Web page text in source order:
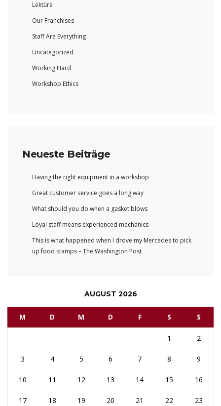
Lektüre
Our Franchises
Staff Are Everything
Uncategorized
Working Hard
Workshop Ethics
Neueste Beiträge
Having the right equipment in a workshop
Great customer service goes a long way
What should you do when a gasket blows
Loyal staff means experienced mechanics
This is what happened when I drove my Mercedes to pick
up food stamps – The Washington Post
AUGUST 2026
M D M D F S S
1 2
3 4 5 6 7 8 9
10 11 12 13 14 15 16
17 18 19 20 21 22 23